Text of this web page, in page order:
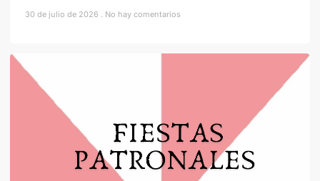
30 de julio de 2026 No hay comentarios